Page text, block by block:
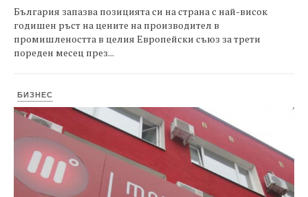
България запазва позицията си на страна с най-висок
годишен ръст на цените на производител в
промишлеността в целия Европейски съюз за трети
пореден месец през...
БИЗНЕС